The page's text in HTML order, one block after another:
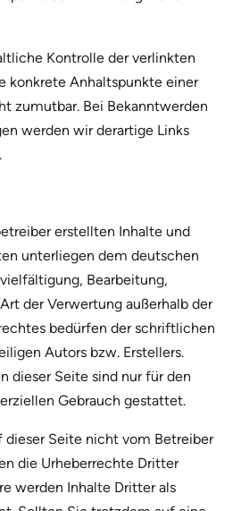
Kontrolle der verlinkten
konkrete Anhaltspunkte einer
zumutbar. Bei Bekanntwerden
werden wir derartige Links
erstellten Inhalte und
unterliegen dem deutschen
Bearbeitung,
der Verwertung außerhalb der
bedürfen der schriftlichen
Autors bzw. Erstellers.
dieser Seite sind nur für den
Gebrauch gestattet.
dieser Seite nicht vom Betreiber
die Urheberrechte Dritter
werden Inhalte Dritter als